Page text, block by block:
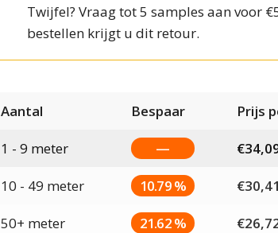
Twijfel? Vraag tot 5 samples aan voor
bestellen krijgt u dit retour.
Aantal Bespaar Prijs
1 - 9 meter — €
10 - 49 meter 10.79 % €30,41
50+ meter 21.62 % €